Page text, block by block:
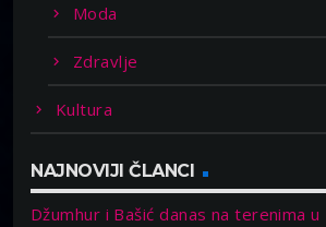
Moda
Zdravlje
Kultura
NAJNOVIJI ČLANCI
Džumhur i Bašić danas na terenima